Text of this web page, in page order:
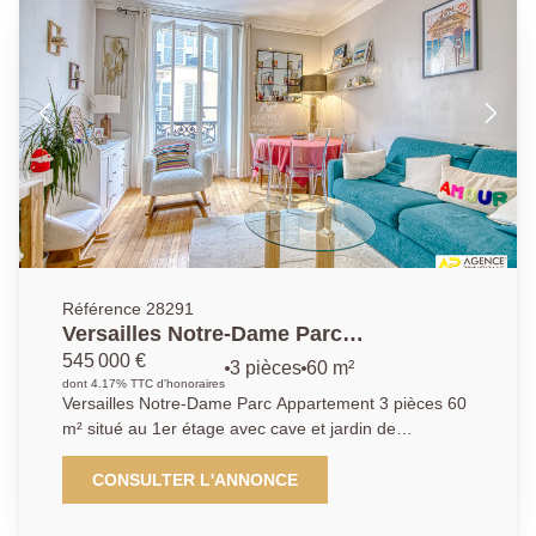
parquet, deux chambres (14 et 12m²), salle de bains,
wc séparés. A cela s'ajoute une cave saine. A visiter
rapidement.
Référence 28291
Versailles Notre-Dame Parc
Appartement 3 pièces 60 m² situé au 1er
étage avec cave
545 000 €
dont 4.17% TTC d'honoraires
3 pièces 60 m²
Versailles Notre-Dame Parc Appartement 3 pièces 60
m² situé au 1er étage avec cave et jardin de
copropriété Emplacement de premier ordre à
proximité immédiate du Parc du château, des
commerces et transports (gare Rive-Droite ligne L)
CONSULTER L'ANNONCE